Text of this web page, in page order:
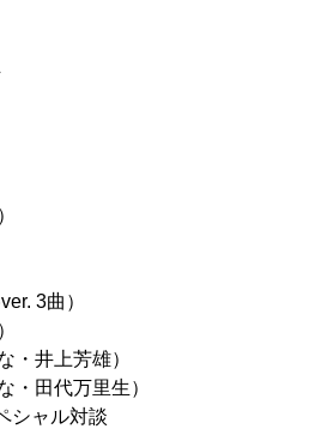
3曲）
・井上芳雄）
・田代万里生）
シャル対談